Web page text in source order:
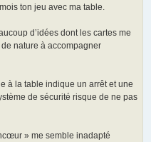
ton jeu avec ma table.
d’idées dont les cartes me
nature à accompagner
à la table indique un arrêt et une
de sécurité risque de ne pas
» me semble inadapté